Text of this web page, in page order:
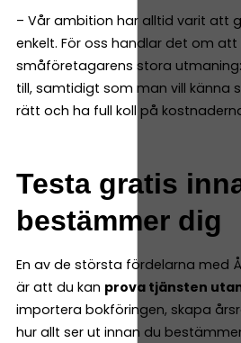
– Vår ambition har alltid varit att
enkelt. För oss handlar det om att
småföretagarens stora
till, samtidigt som man vill känna
rätt och ha full koll på
Testa gratis
bestämmer dig
En av de största fördelarna med
är att du kan prova tjänsten
importera bokföringen, skapa
hur allt ser ut innan du